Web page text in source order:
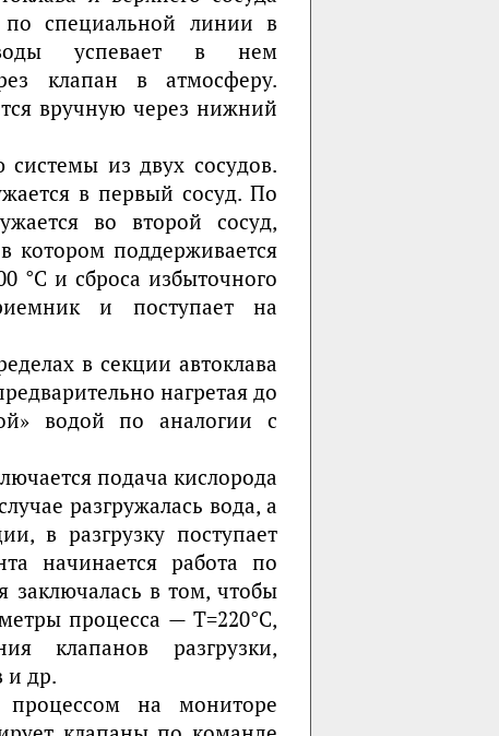
специальной линии в
успевает в нем
клапан в атмосферу.
вручную через нижний
системы из двух сосудов.
в первый сосуд. По
во второй сосуд,
котором поддерживается
°С и сброса избыточного
и поступает на
в секции автоклава
нагретая до
водой по аналогии с
подача кислорода
разгружалась вода, а
в разгрузку поступает
начинается работа по
заключалась в том, чтобы
процесса — Т=220°С,
клапанов разгрузки,
и др.
на мониторе